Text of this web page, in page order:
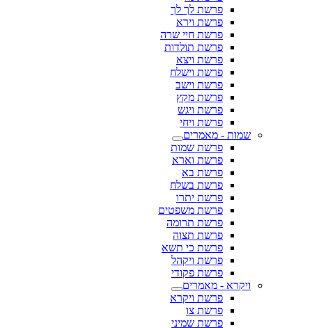
פרשת לך לך
פרשת וירא
פרשת חיי שרה
פרשת תולדות
פרשת ויצא
פרשת וישלח
פרשת וישב
פרשת מקץ
פרשת ויגש
פרשת ויחי
שמות - מאמרים
פרשת שמות
פרשת וארא
פרשת בא
פרשת בשלח
פרשת יתרו
פרשת משפטים
פרשת תרומה
פרשת תצוה
פרשת כי תשא
פרשת ויקהל
פרשת פקודי
ויקרא - מאמרים
פרשת ויקרא
פרשת צו
פרשת שמיני